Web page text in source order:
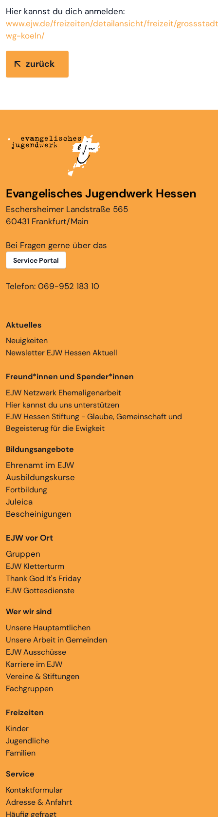
Hier kannst du dich anmelden:
www.ejw.de/freizeiten/detailansicht/freizeit/
wg-koeln/
zurück
Evangelisches Jugendwerk Hessen
Eschersheimer Landstraße 565
60431 Frankfurt/Main
Bei Fragen gerne über das
Service Portal
Telefon: 069-952 183 10
Aktuelles
Neuigkeiten
Newsletter EJW Hessen Aktuell
Freund*innen und Spender*innen
EJW Netzwerk Ehemaligenarbeit
Hier kannst du uns unterstützen
EJW Hessen Stiftung - Glaube, Gemeinschaft und
Begeisterug für die Ewigkeit
Bildungsangebote
Ehrenamt im EJW
Ausbildungskurse
Fortbildung
Juleica
Bescheinigungen
EJW vor Ort
Gruppen
EJW Kletterturm
Thank God It's Friday
EJW Gottesdienste
Wer wir sind
Unsere Hauptamtlichen
Unsere Arbeit in Gemeinden
EJW Ausschüsse
Karriere im EJW
Vereine & Stiftungen
Fachgruppen
Freizeiten
Kinder
Jugendliche
Familien
Service
Kontaktformular
Adresse & Anfahrt
Häufig gefragt